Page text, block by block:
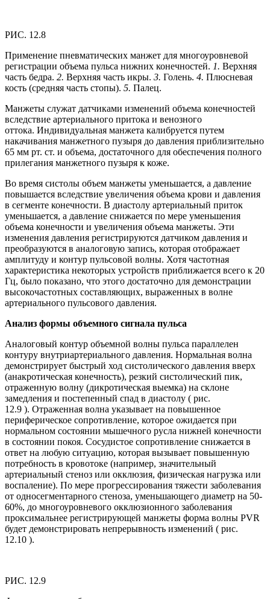
РИС. 12.8
Применение пневматических манжет для многоуровневой
регистрации объема пульса нижних конечностей. 1. Верхняя
часть бедра. 2. Верхняя часть икры. 3. Голень. 4. Плюсневая
кость (средняя часть стопы). 5. Палец.
Манжеты служат датчиками изменений объема конечностей
вследствие артериального притока и венозного
оттока. Индивидуальная манжета калибруется путем
накачивания манжетного пузыря до давления приблизительно
65 мм рт. ст. и объема, достаточного для обеспечения полного
прилегания манжетного пузыря к коже.
Во время систолы объем манжеты уменьшается, а давление
повышается вследствие увеличения объема крови и давления
в сегменте конечности. В диастолу артериальный приток
уменьшается, а давление снижается по мере уменьшения
объема конечности и увеличения объема манжеты. Эти
изменения давления регистрируются датчиком давления и
преобразуются в аналоговую запись, которая отображает
амплитуду и контур пульсовой волны. Хотя частотная
характеристика некоторых устройств приближается всего к 20
Гц, было показано, что этого достаточно для демонстрации
высокочастотных составляющих, выраженных в волне
артериального пульсового давления.
Анализ формы объемного сигнала пульса
Аналоговый контур объемной волны пульса параллелен
контуру внутриартериального давления. Нормальная волна
демонстрирует быстрый ход систолического давления вверх
(анакротическая конечность), резкий систолический пик,
отраженную волну (дикротическая выемка) на склоне
замедления и постепенный спад в диастолу ( рис.
12.9 ). Отраженная волна указывает на повышенное
периферическое сопротивление, которое ожидается при
нормальном состоянии мышечного русла нижней конечности
в состоянии покоя. Сосудистое сопротивление снижается в
ответ на любую ситуацию, которая вызывает повышенную
потребность в кровотоке (например, значительный
артериальный стеноз или окклюзия, физическая нагрузка или
воспаление). По мере прогрессирования тяжести заболевания
от односегментарного стеноза, уменьшающего диаметр на 50-
60%, до многоуровневого окклюзионного заболевания
проксимальнее регистрирующей манжеты форма волны PVR
будет демонстрировать непрерывность изменений ( рис.
12.10 ).
РИС. 12.9